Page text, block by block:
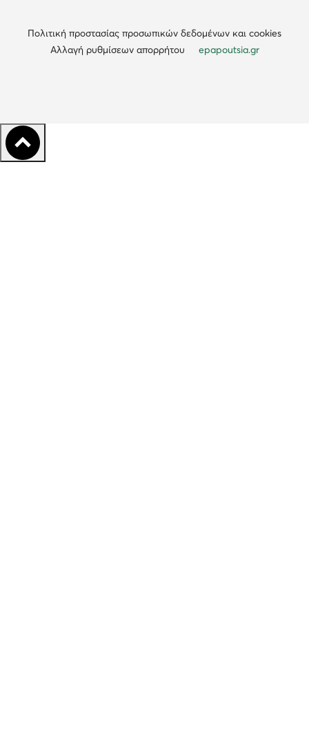
Πολιτική προστασίας προσωπικών δεδομένων και cookies
Αλλαγή ρυθμίσεων απορρήτου
epapoutsia.gr